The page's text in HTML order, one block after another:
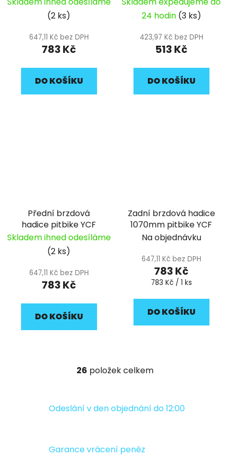
(2 ks)
647,11 Kč bez DPH
783 Kč
DO KOŠÍKU
24 hodin (3 ks)
423,97 Kč bez DPH
513 Kč
DO KOŠÍKU
Přední brzdová
hadice pitbike YCF
Skladem ihned odesíláme
(2 ks)
647,11 Kč bez DPH
783 Kč
DO KOŠÍKU
Zadní brzdová hadice
1070mm pitbike YCF
Na objednávku
647,11 Kč bez DPH
783 Kč
Měrná
783 Kč / 1 ks
DO KOŠÍKU
O
á
c
í
26 položek celkem
Odeslání v den objednání do 12:00
Garance vrácení peněz